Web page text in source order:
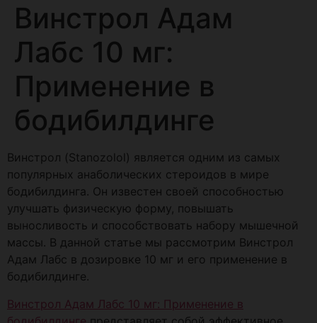
Винстрол Адам
Лабс 10 мг:
Применение в
бодибилдинге
Винстрол (Stanozolol) является одним из самых
популярных анаболических стероидов в мире
бодибилдинга. Он известен своей способностью
улучшать физическую форму, повышать
выносливость и способствовать набору мышечной
массы. В данной статье мы рассмотрим Винстрол
Адам Лабс в дозировке 10 мг и его применение в
бодибилдинге.
Винстрол Адам Лабс 10 мг: Применение в